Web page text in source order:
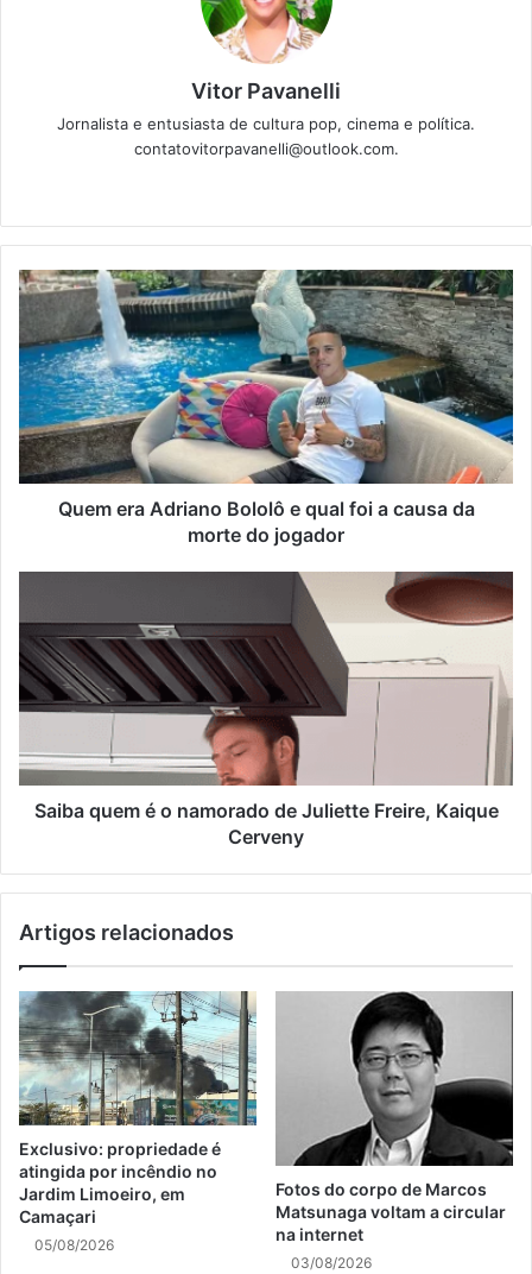
Vitor Pavanelli
Jornalista e entusiasta de cultura pop, cinema e política.
contatovitorpavanelli@outlook.com.
Quem era Adriano Bololô e qual foi a causa da
morte do jogador
Saiba quem é o namorado de Juliette Freire, Kaique
Cerveny
Artigos relacionados
Exclusivo: propriedade é
atingida por incêndio no
Jardim Limoeiro, em
Camaçari
05/08/2026
Fotos do corpo de Marcos
Matsunaga voltam a circular
na internet
03/08/2026